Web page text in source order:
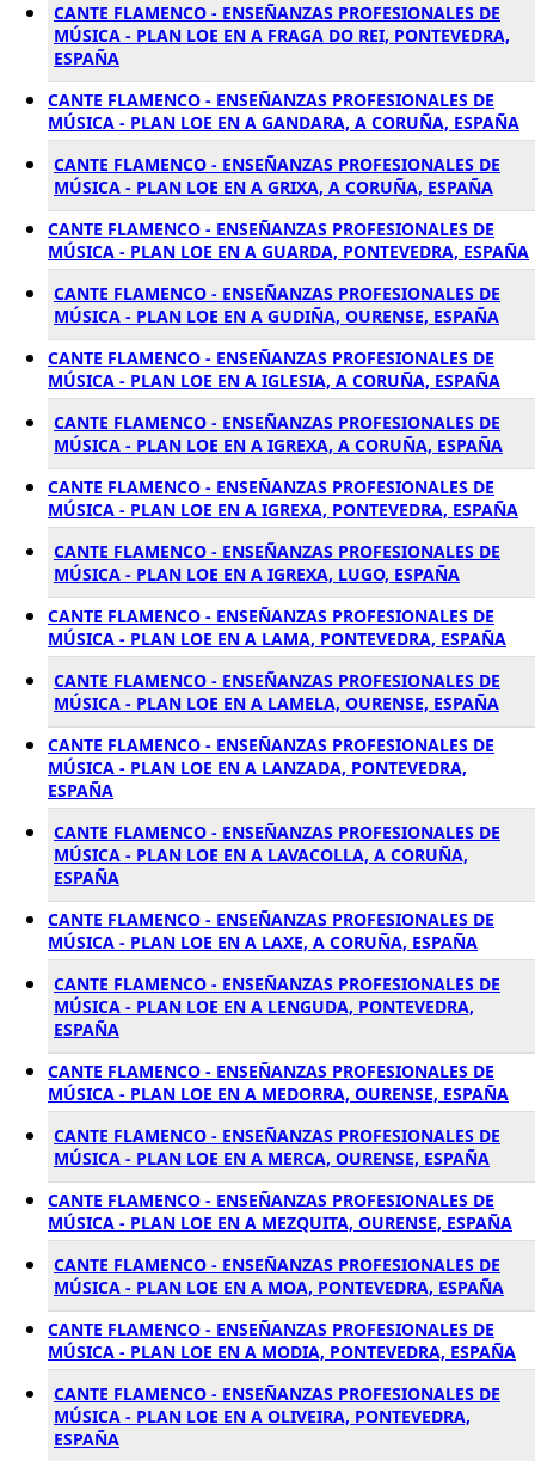
CANTE FLAMENCO - ENSEÑANZAS PROFESIONALES DE
MÚSICA - PLAN LOE EN A FRAGA DO REI, PONTEVEDRA,
ESPAÑA
CANTE FLAMENCO - ENSEÑANZAS PROFESIONALES DE
MÚSICA - PLAN LOE EN A GANDARA, A CORUÑA, ESPAÑA
CANTE FLAMENCO - ENSEÑANZAS PROFESIONALES DE
MÚSICA - PLAN LOE EN A GRIXA, A CORUÑA, ESPAÑA
CANTE FLAMENCO - ENSEÑANZAS PROFESIONALES DE
MÚSICA - PLAN LOE EN A GUARDA, PONTEVEDRA, ESPAÑA
CANTE FLAMENCO - ENSEÑANZAS PROFESIONALES DE
MÚSICA - PLAN LOE EN A GUDIÑA, OURENSE, ESPAÑA
CANTE FLAMENCO - ENSEÑANZAS PROFESIONALES DE
MÚSICA - PLAN LOE EN A IGLESIA, A CORUÑA, ESPAÑA
CANTE FLAMENCO - ENSEÑANZAS PROFESIONALES DE
MÚSICA - PLAN LOE EN A IGREXA, A CORUÑA, ESPAÑA
CANTE FLAMENCO - ENSEÑANZAS PROFESIONALES DE
MÚSICA - PLAN LOE EN A IGREXA, PONTEVEDRA, ESPAÑA
CANTE FLAMENCO - ENSEÑANZAS PROFESIONALES DE
MÚSICA - PLAN LOE EN A IGREXA, LUGO, ESPAÑA
CANTE FLAMENCO - ENSEÑANZAS PROFESIONALES DE
MÚSICA - PLAN LOE EN A LAMA, PONTEVEDRA, ESPAÑA
CANTE FLAMENCO - ENSEÑANZAS PROFESIONALES DE
MÚSICA - PLAN LOE EN A LAMELA, OURENSE, ESPAÑA
CANTE FLAMENCO - ENSEÑANZAS PROFESIONALES DE
MÚSICA - PLAN LOE EN A LANZADA, PONTEVEDRA,
ESPAÑA
CANTE FLAMENCO - ENSEÑANZAS PROFESIONALES DE
MÚSICA - PLAN LOE EN A LAVACOLLA, A CORUÑA,
ESPAÑA
CANTE FLAMENCO - ENSEÑANZAS PROFESIONALES DE
MÚSICA - PLAN LOE EN A LAXE, A CORUÑA, ESPAÑA
CANTE FLAMENCO - ENSEÑANZAS PROFESIONALES DE
MÚSICA - PLAN LOE EN A LENGUDA, PONTEVEDRA,
ESPAÑA
CANTE FLAMENCO - ENSEÑANZAS PROFESIONALES DE
MÚSICA - PLAN LOE EN A MEDORRA, OURENSE, ESPAÑA
CANTE FLAMENCO - ENSEÑANZAS PROFESIONALES DE
MÚSICA - PLAN LOE EN A MERCA, OURENSE, ESPAÑA
CANTE FLAMENCO - ENSEÑANZAS PROFESIONALES DE
MÚSICA - PLAN LOE EN A MEZQUITA, OURENSE, ESPAÑA
CANTE FLAMENCO - ENSEÑANZAS PROFESIONALES DE
MÚSICA - PLAN LOE EN A MOA, PONTEVEDRA, ESPAÑA
CANTE FLAMENCO - ENSEÑANZAS PROFESIONALES DE
MÚSICA - PLAN LOE EN A MODIA, PONTEVEDRA, ESPAÑA
CANTE FLAMENCO - ENSEÑANZAS PROFESIONALES DE
MÚSICA - PLAN LOE EN A OLIVEIRA, PONTEVEDRA,
ESPAÑA